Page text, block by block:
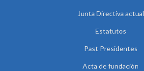
Junta Directiva actual
Estatutos
Past Presidentes
Acta de fundación